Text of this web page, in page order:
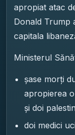
apropiat atac
Donald Trump
capitala
Ministerul
șase morți
apropierea
și doi
doi medici